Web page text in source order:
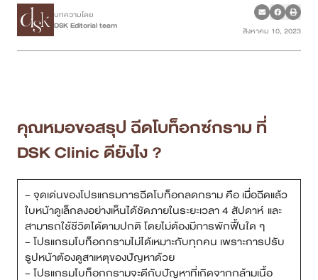
เคสรีวิว
Case Review
โปรโมชั่น
รายชื่อสาขา
สาขา Siam Paragon
สาขา Stadium One
บทความโดย
DSK Editorial team
สิงหาคม 10, 2023
คุณหมอขอสรุป ฉีดโบท็อกซ์กราม ที่
DSK Clinic ดียังไง ?
– จุดเด่นของโปรแกรมการฉีดโบท็อกลดกราม คือ เมื่อฉีดแล้ว
ใบหน้าดูเล็กลงอย่างเห็นได้ชัดภายในระยะเวลา 4 สัปดาห์ และ
สามารถใช้ชีวิตได้ตามปกติ โดยไม่ต้องมีการพักฟื้นใด ๆ
– โปรแกรมโบท็อกกรามไม่ได้เหมาะกับทุกคน เพราะการปรับ
รูปหน้าต้องดูสาเหตุของปัญหาด้วย
– โปรแกรมโบท็อกกรามจะดีกับปัญหาที่เกิดจากกล้ามเนื้อ